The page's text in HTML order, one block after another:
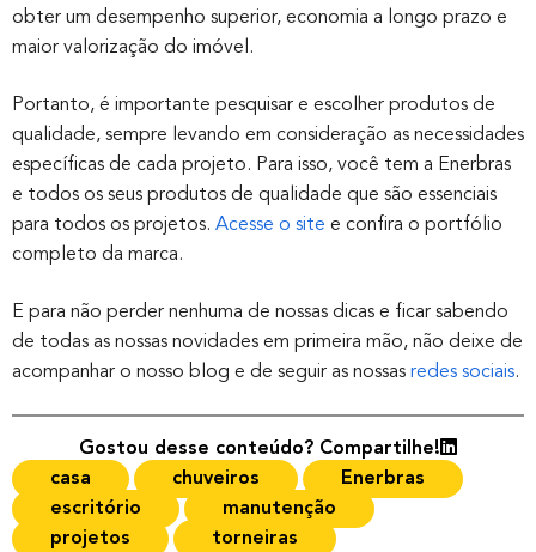
obter um desempenho superior, economia a longo prazo e
maior valorização do imóvel.
Portanto, é importante pesquisar e escolher produtos de
qualidade, sempre levando em consideração as necessidades
específicas de cada projeto. Para isso, você tem a Enerbras
e todos os seus produtos de qualidade que são essenciais
para todos os projetos. Acesse o site e confira o portfólio
completo da marca.
E para não perder nenhuma de nossas dicas e ficar sabendo
de todas as nossas novidades em primeira mão, não deixe de
acompanhar o nosso blog e de seguir as nossas redes sociais.
Gostou desse conteúdo? Compartilhe!
casa
chuveiros
Enerbras
escritório
manutenção
projetos
torneiras